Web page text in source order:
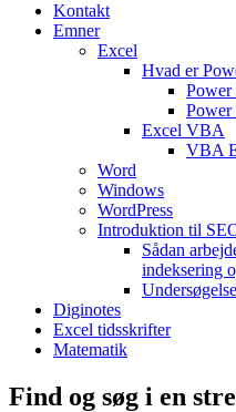
Kontakt
Emner
Excel
Hvad er
Power
Power
Excel VBA
VBA
Word
Windows
WordPress
Introduktion til
Sådan
indeksering
Diginotes
Excel tidsskrifter
Matematik
Find og søg i en